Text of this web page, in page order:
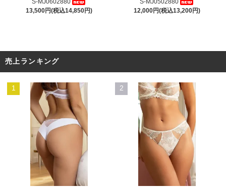
S-MJ0602880
13,500円(税込14,850円)
S-MJ0502880
12,000円(税込13,200円)
売上ランキング
1 2